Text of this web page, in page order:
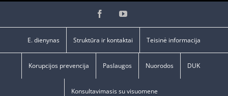
FacebookYouTube
E. dienynas Struktūra ir kontaktai Teisinė informacija
Korupcijos prevencija Paslaugos Nuorodos DUK
Konsultavimasis su visuomene